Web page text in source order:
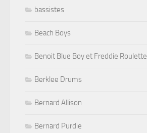
bassistes
Beach Boys
Benoit Blue Boy et Freddie Roulette
Berklee Drums
Bernard Allison
Bernard Purdie